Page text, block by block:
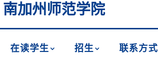
南加州师范学院
在读学生 招生 联系方式